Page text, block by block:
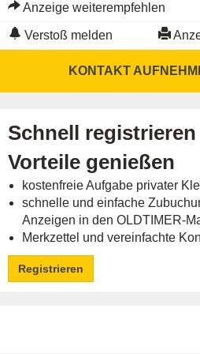
Anzeige weiterempfehlen
Verstoß melden
KONTAKT
Schnell
Vorteile genießen
kostenfreie Aufgabe privater
schnelle und einfache
Anzeigen in den OLDTIMER-
Merkzettel und vereinfachte
Registrieren